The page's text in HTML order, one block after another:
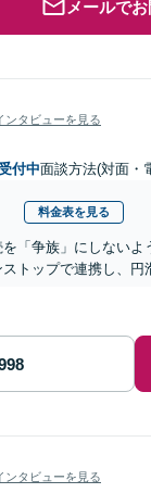
メールで
ンタビューを見る
付中面談方法(対面・
料金表を見る
を「争族」にしない
トップで連携し、
ンタビューを見る